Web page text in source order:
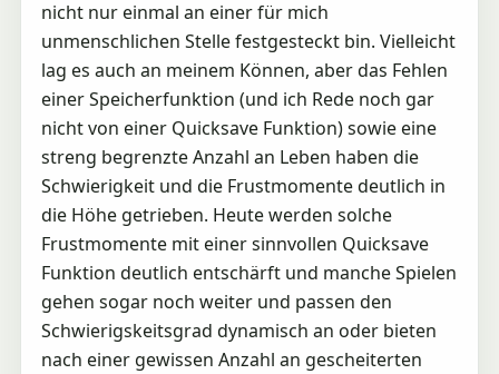
nicht nur einmal an einer für mich
unmenschlichen Stelle festgesteckt bin. Vielleicht
lag es auch an meinem Können, aber das Fehlen
einer Speicherfunktion (und ich Rede noch gar
nicht von einer Quicksave Funktion) sowie eine
streng begrenzte Anzahl an Leben haben die
Schwierigkeit und die Frustmomente deutlich in
die Höhe getrieben. Heute werden solche
Frustmomente mit einer sinnvollen Quicksave
Funktion deutlich entschärft und manche Spielen
gehen sogar noch weiter und passen den
Schwierigskeitsgrad dynamisch an oder bieten
nach einer gewissen Anzahl an gescheiterten